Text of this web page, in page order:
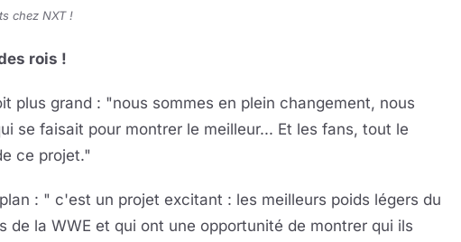
chez NXT !
rois !
plus grand : "nous sommes en plein changement, nous
se faisait pour montrer le meilleur... Et les fans, tout le
ce projet."
: " c'est un projet excitant : les meilleurs poids légers du
de la WWE et qui ont une opportunité de montrer qui ils